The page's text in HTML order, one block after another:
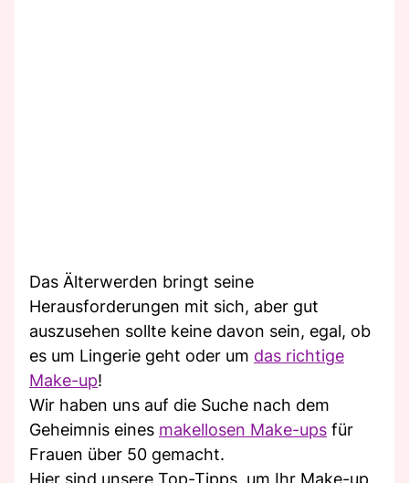
Das Älterwerden bringt seine
Herausforderungen mit sich, aber gut
auszusehen sollte keine davon sein, egal, ob
es um Lingerie geht oder um das richtige
Make-up!
Wir haben uns auf die Suche nach dem
Geheimnis eines makellosen Make-ups für
Frauen über 50 gemacht.
Hier sind unsere Top-Tipps, um Ihr Make-up